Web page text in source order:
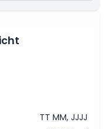
TT MM, JJJJ